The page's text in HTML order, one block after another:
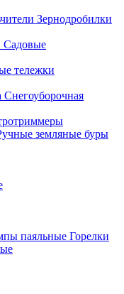
Зернодробилки
Садовые
тележки
Снегоуборочная
земляные буры
Горелки